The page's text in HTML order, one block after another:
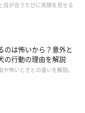
差によって異なりま
る場合が多いようで
目が合うたびに笑顔を見せる
のは怖いから？意外と
の行動の理由を解説
怖いときとの違いを解説。